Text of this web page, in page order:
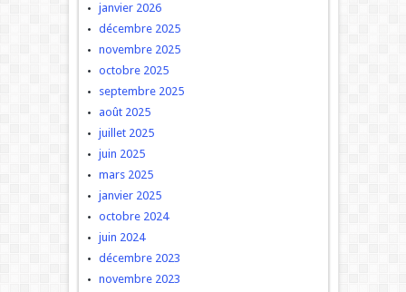
janvier 2026
décembre 2025
novembre 2025
octobre 2025
septembre 2025
août 2025
juillet 2025
juin 2025
mars 2025
janvier 2025
octobre 2024
juin 2024
décembre 2023
novembre 2023